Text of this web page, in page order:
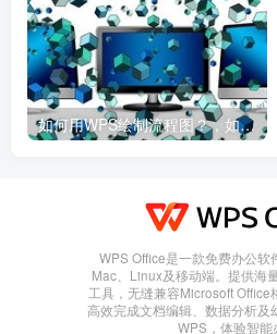
如何用WPS绘制流程图？，如何用wps绘制流程图并保存
WPS Office是一款免费办公软
Mac、Linux及移动端。提供海
工具，无缝兼容Microsoft Office
高效完成文档编辑、数据分析及
WPS，体验智能